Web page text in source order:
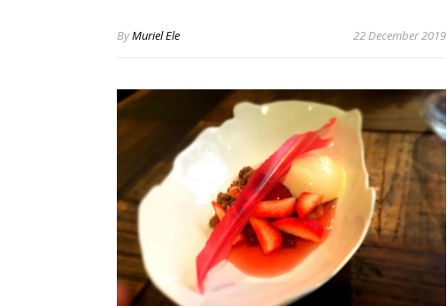
ByMuriel Ele 22 December 2019